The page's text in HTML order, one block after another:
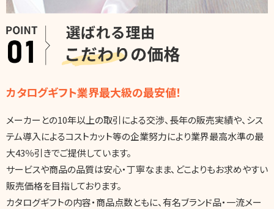
カタログギフト業界最大級の最安値！
メーカーとの10年以上の取引による交渉、長年の販売実績や、シス
テム導入によるコストカット等の企業努力により業界最高水準の最
大43％引きでご提供しています。
サービスや商品の品質は安心・丁寧なまま、どこよりもお求めやすい
販売価格を目指しております。
カタログギフトの内容・商品点数ともに、有名ブランド品・一流メー